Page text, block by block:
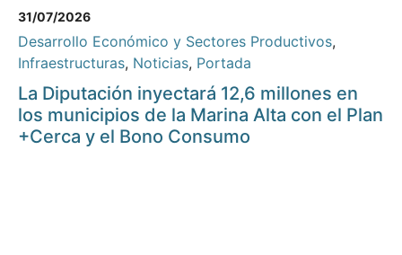
31/07/2026
Desarrollo Económico y Sectores Productivos,
Infraestructuras, Noticias, Portada
La Diputación inyectará 12,6 millones en
los municipios de la Marina Alta con el Plan
+Cerca y el Bono Consumo